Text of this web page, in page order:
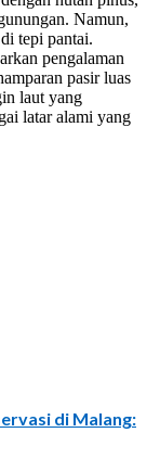
Namun,
tepi pantai.
pengalaman
pasir luas
laut yang
latar alami yang
di Malang: